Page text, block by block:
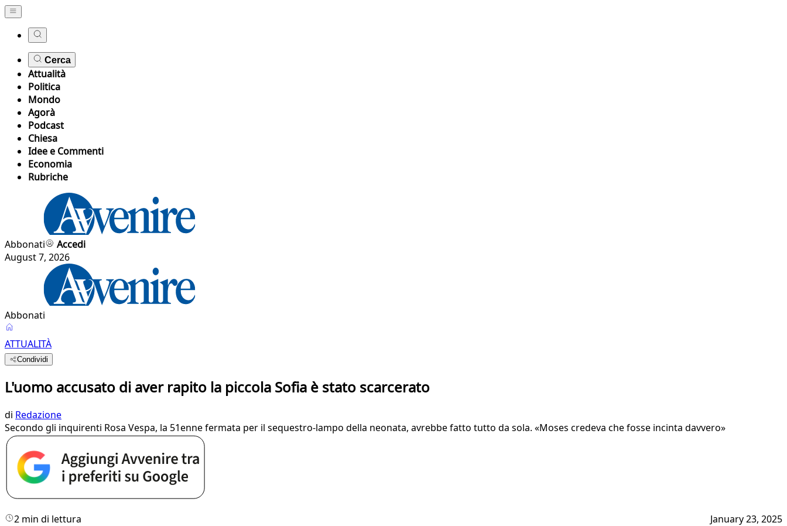
Cerca
Attualità
Politica
Mondo
Agorà
Podcast
Chiesa
Idee e Commenti
Economia
Rubriche
Abbonati
Accedi
August 7, 2026
Abbonati
ATTUALITÀ
Condividi
L'uomo accusato di aver rapito la piccola Sofia è stato scarcerato
di Redazione
Secondo gli inquirenti Rosa Vespa, la 51enne fermata per il sequestro-lampo della neonata, avrebbe fatto tutto da sola. «Moses credeva che fosse incinta davvero»
2 min di lettura January 23, 2025